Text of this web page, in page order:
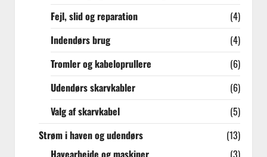
Fejl, slid og reparation
(4)
Indendørs brug
(4)
Tromler og kabeloprullere
(6)
Udendørs skarvkabler
(6)
Valg af skarvkabel
(5)
Strøm i haven og udendørs
(13)
Havearbejde og maskiner
(3)